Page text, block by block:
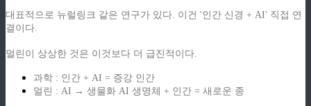
대표적으로 뉴럴링크 같은 연구가 있다. 이건 '인간 신경 + AI' 직접 연
결이다.
멀린이 상상한 것은 이것보다 더 급진적이다.
과학 : 인간 + AI = 증강 인간
멀린 : AI → 생물화 AI 생명체 + 인간 = 새로운 종